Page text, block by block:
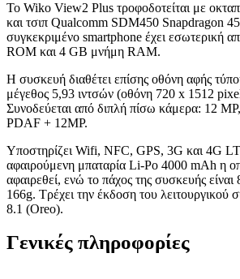
Το Wiko View2 Plus τροφοδοτείται με
και τσιπ Qualcomm SDM450 Snapdragon
συγκεκριμένο smartphone έχει εσωτερική
ROM και 4 GB μνήμη RAM.
Η συσκευή διαθέτει επίσης οθόνη αφής
μέγεθος 5,93 ιντσών (οθόνη 720 x 1512
Συνοδεύεται από διπλή πίσω κάμερα: 12
PDAF + 12MP.
Υποστηρίζει Wifi, NFC, GPS, 3G και 4G
αφαιρούμενη μπαταρία Li-Po 4000 mAh η
αφαιρεθεί, ενώ το πάχος της συσκευής
166g. Τρέχει την έκδοση του λειτουργικού
8.1 (Oreo).
Γενικές πληροφορίες